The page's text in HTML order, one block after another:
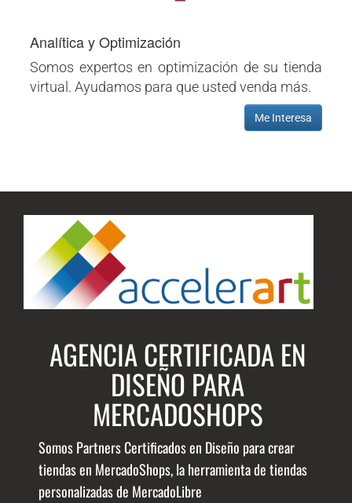
Analítica y Optimización
Somos expertos en optimización de su tienda
virtual. Ayudamos para que usted venda más.
Me Interesa
AGENCIA CERTIFICADA EN
DISEÑO PARA
MERCADOSHOPS
Somos Partners Certificados en Diseño para crear
tiendas en MercadoShops, la herramienta de tiendas
personalizadas de MercadoLibre